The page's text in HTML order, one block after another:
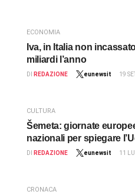
ECONOMIA
Iva, in Italia non
miliardi l’anno
DI REDAZIONE eunewsit 19
CULTURA
Šemeta: giornate
nazionali per spiegare
DI REDAZIONE eunewsit 11
CRONACA